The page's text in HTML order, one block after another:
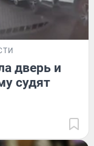
дверь и
судят